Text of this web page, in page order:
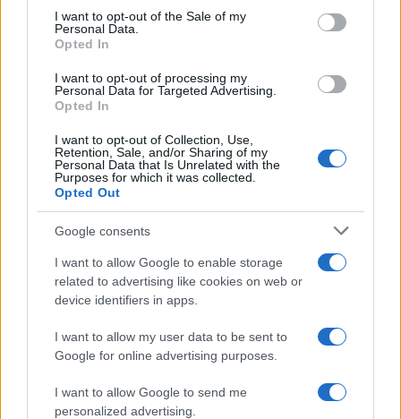
services and may gather and store information including but
not limited to your visit or usage behaviour. You may click to
grant or deny consent to Google and its third-party tags to
consent section.
I want to opt-out of the Sale of my
Personal Data.
Opted In
I want to opt-out of processing my
Personal Data for Targeted Advertising.
Opted In
I want to opt-out of Collection, Use,
Retention, Sale, and/or Sharing of my
Personal Data that Is Unrelated with the
Purposes for which it was collected.
Opted Out
Google consents
I want to allow Google to enable storage
related to advertising like cookies on web or
device identifiers in apps.
I want to allow my user data to be sent to
Google for online advertising purposes.
I want to allow Google to send me
personalized advertising.
Musica /Love Sensation, il primo duetto di Madonna e Kylie
Minogue
Syndication
Globalist
Culture
Salute